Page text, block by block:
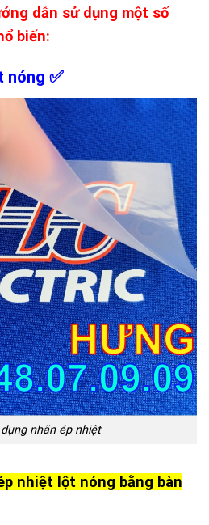
dẫn sử dụng một số
biến:
nóng ✅
nhãn ép nhiệt
nhiệt lột nóng bằng bàn